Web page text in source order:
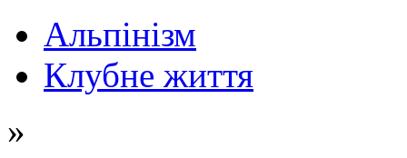
Альпінізм
Клубне життя
»